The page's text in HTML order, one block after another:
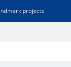
projects